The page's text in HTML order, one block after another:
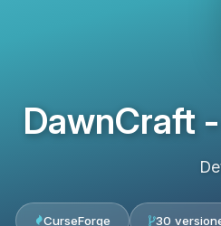
DawnCraft
CurseForge 30